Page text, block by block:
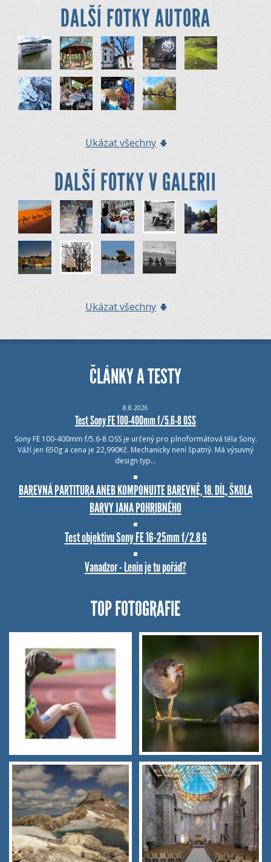
DALŠÍ FOTKY AUTORA
Ukázat všechny
DALŠÍ FOTKY V GALERII
Ukázat všechny
ČLÁNKY A TESTY
8.8.2026
Test Sony FE 100-400mm f/5.6-8 OSS
Sony FE 100-400mm f/5.6-8 OSS je určený pro plnoformátová těla Sony.
Váží jen 650g a cena je 22,990Kč. Mechanicky není špatný. Má výsuvný
design typ…
BAREVNÁ PARTITURA ANEB KOMPONUJTE BAREVNĚ, 18. DÍL, ŠKOLA
BARVY JANA POHRIBNÉHO
Test objektivu Sony FE 16-25mm f/2.8 G
Vanadzor - Lenin je tu pořád?
TOP FOTOGRAFIE